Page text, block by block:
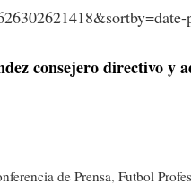
consejero directivo y
de Prensa, Futbol